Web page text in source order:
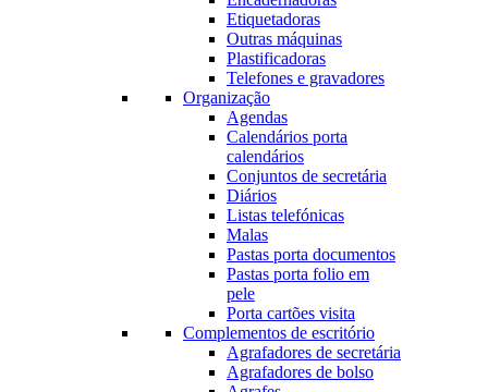
Etiquetadoras
Outras máquinas
Plastificadoras
Telefones e gravadores
Organização
Agendas
Calendários porta
calendários
Conjuntos de secretária
Diários
Listas telefónicas
Malas
Pastas porta documentos
Pastas porta folio em
pele
Porta cartões visita
Complementos de escritório
Agrafadores de secretária
Agrafadores de bolso